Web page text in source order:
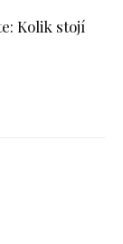
Kolik stojí